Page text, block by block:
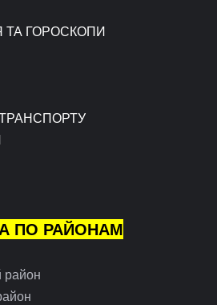
ТА ГОРОСКОПИ
ПО РАЙОНАМ
район